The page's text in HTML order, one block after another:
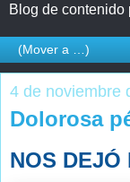
Blog de contenido
4 de noviembre
Dolorosa
NOS DEJÓ